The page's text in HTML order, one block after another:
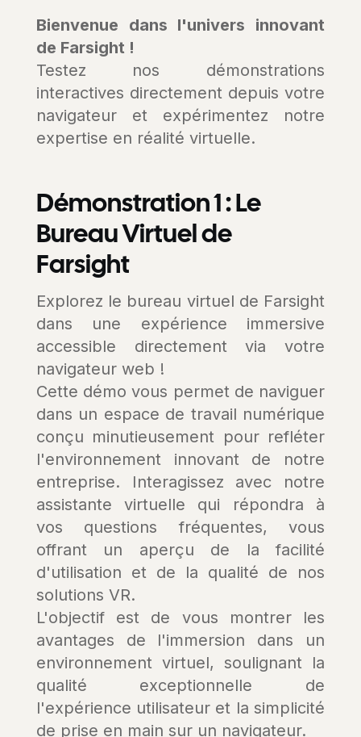
Bienvenue dans l'univers innovant
de Farsight !
Testez nos démonstrations
interactives directement depuis votre
navigateur et expérimentez notre
expertise en réalité virtuelle.
Démonstration 1 : Le
Bureau Virtuel de
Farsight
Explorez le bureau virtuel de Farsight
dans une expérience immersive
accessible directement via votre
navigateur web !
Cette démo vous permet de naviguer
dans un espace de travail numérique
conçu minutieusement pour refléter
l'environnement innovant de notre
entreprise. Interagissez avec notre
assistante virtuelle qui répondra à
vos questions fréquentes, vous
offrant un aperçu de la facilité
d'utilisation et de la qualité de nos
solutions VR.
L'objectif est de vous montrer les
avantages de l'immersion dans un
environnement virtuel, soulignant la
qualité exceptionnelle de
l'expérience utilisateur et la simplicité
de prise en main sur un navigateur.